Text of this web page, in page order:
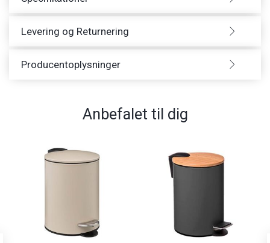
Levering og Returnering
Producentoplysninger
Anbefalet til dig